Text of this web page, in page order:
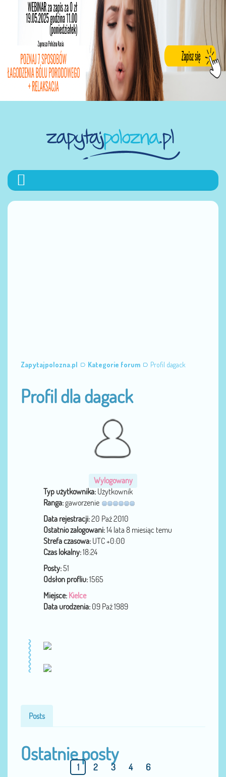
Zapytajpolozna.pl Kategorie forum Profil dagack
Profil dla dagack
Wylogowany
Typ użytkownika: Użytkownik
Ranga:gaworzenie
Data rejestracji:20 Paź 2010
Ostatnio zalogowani:14 lata 8 miesiąc temu
Strefa czasowa: UTC +0:00
Czas lokalny:18:24
Posty:51
Odsłon profliu:1565
Miejsce: Kielce
Data urodzenia: 09 Paź 1989
Posts
Ostatnie posty
1 2 3 4 6